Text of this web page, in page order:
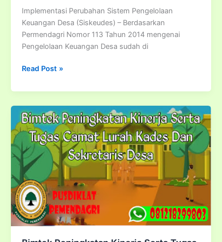
Implementasi Perubahan Sistem Pengelolaan
Keuangan Desa (Siskeudes) – Berdasarkan
Permendagri Nomor 113 Tahun 2014 mengenai
Pengelolaan Keuangan Desa sudah di
Implementasi
Sistem
Pengelolaan
Keuangan
Desa
(SISKEUDES)
Berdasarkan
Permendagri
Nomor
20
Tahun
2018
serta
Read Post »